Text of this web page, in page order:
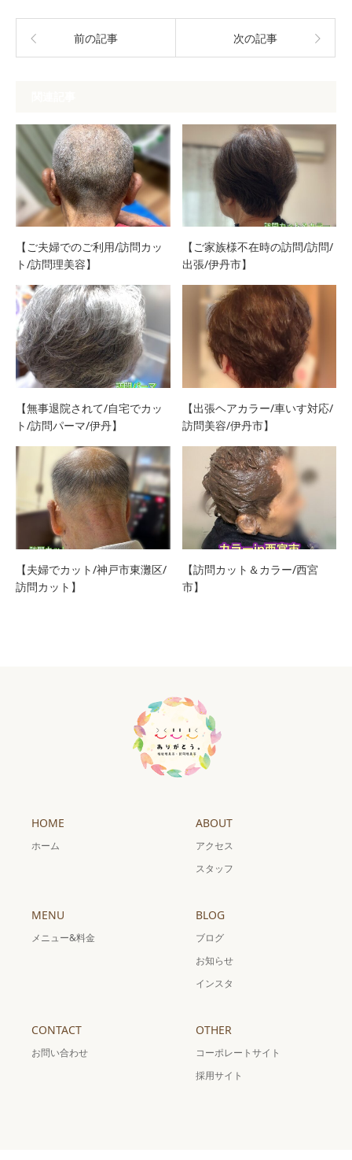
前の記事 次の記事
【ご夫婦でのご利用/訪問カッ
ト/訪問理美容】
【ご家族様不在時の訪問/訪問/
出張/伊丹市】
【無事退院されて/自宅でカッ
ト/訪問パーマ/伊丹】
【出張ヘアカラー/車いす対応/
訪問美容/伊丹市】
【夫婦でカット/神戸市東灘区/
訪問カット】
【訪問カット＆カラー/西宮
市】
HOME
ホーム
ABOUT
アクセス
スタッフ
MENU
メニュー&料金
BLOG
ブログ
お知らせ
インスタ
CONTACT
お問い合わせ
OTHER
コーポレートサイト
採用サイト